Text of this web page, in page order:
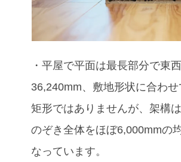
・平屋で平面は最長部分で東
36,240mm、敷地形状に合わ
矩形ではありませんが、架構
のぞき全体をほぼ6,000mmの
なっています。